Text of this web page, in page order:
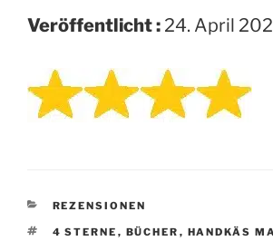
Veröffentlicht : 24. April
KATEGORIEN
REZENSIONEN
SCHLAGWÖRTER
4 STERNE , BÜCHER , HANDKÄS